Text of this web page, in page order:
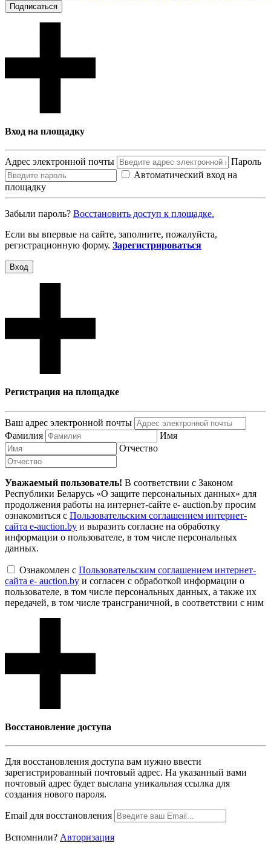
Подписаться
Вход на площадку
Адрес электронной почты
Пароль
Автоматический вход на
площадку
Забыли пароль? Восcтановить доступ к площадке.
Если вы впервые на сайте, заполните, пожалуйста,
регистрационную форму. Зарегистрироваться
Вход
Регистрация на площадке
Ваш адрес электронной почты
Фамилия
Имя
Отчество
Уважаемый пользователь! В соответствии с Законом
Республики Беларусь «О защите персональных данных» для
продолжения работы на интернет-сайте e- auction.by просим
ознакомиться с Пользовательским соглашением интернет-
сайта e-auction.by и выразить согласие на обработку
информации о пользователе, в том числе персональных
данных.
Ознакомлен с Пользовательским соглашением интернет-
сайта e- auction.by и согласен с обработкой информации о
пользователе, в том числе персональных данных, а также их
передачей, в том числе трансграничной, в соответствии с ним
Восcтановление доступа
Для восcтановления доступа вам нужно ввести
зарегистрированный почтовый адрес. На указанный вами
почтовый адрес будет выслана уникальная ссылка для
создания нового пароля.
Email для восcтановления
Вспомнили? Авторизация